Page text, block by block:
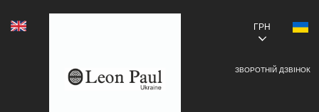
ЗВОРОТНІЙ ДЗВІНОК
ГРН